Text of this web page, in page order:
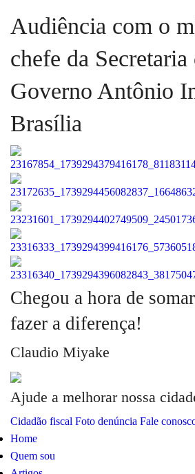
Audiência com o
chefe da Secretaria
Governo Antônio
Brasília
Chegou a hora de
fazer a diferença!
Claudio Miyake
Ajude a melhorar nossa
Cidadão fiscal Foto denúncia Fale
Home
Quem sou